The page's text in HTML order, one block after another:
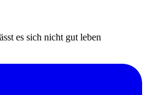
es sich nicht gut leben